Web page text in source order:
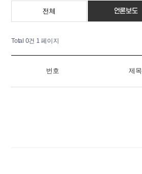
전체 언론보도
Total 0건 1 페이지
번호 제목